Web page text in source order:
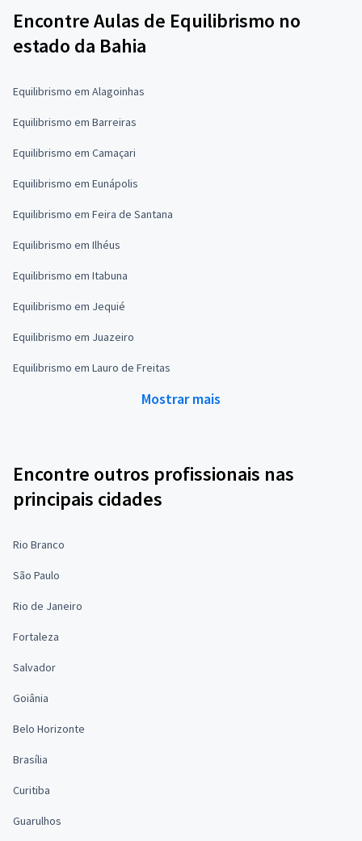
Encontre Aulas de Equilibrismo no
estado da Bahia
Equilibrismo em Alagoinhas
Equilibrismo em Barreiras
Equilibrismo em Camaçari
Equilibrismo em Eunápolis
Equilibrismo em Feira de Santana
Equilibrismo em Ilhéus
Equilibrismo em Itabuna
Equilibrismo em Jequié
Equilibrismo em Juazeiro
Equilibrismo em Lauro de Freitas
Mostrar mais
Encontre outros profissionais nas
principais cidades
Rio Branco
São Paulo
Rio de Janeiro
Fortaleza
Salvador
Goiânia
Belo Horizonte
Brasília
Curitiba
Guarulhos